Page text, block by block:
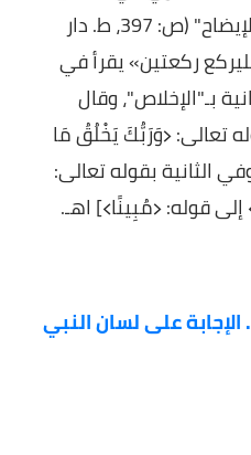
على مراقي الفلاح شرح نور الإيضاح" (ص: 397، ط. دار
ركعتين» يقرأ في
بـ"الإخلاص"، وقال
تعالى: ﴿وَرَبُّكَ يَخْلُقُ مَا
الثانية بقوله تعالى:
قوله: ﴿مُبِينًا﴾] اهـ.
على لسان النبي